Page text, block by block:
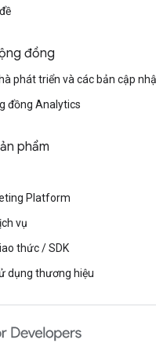
đồng
phát triển và các bản cập
đồng Analytics
phẩm
Platform
vụ
thức / SDK
dụng thương hiệu